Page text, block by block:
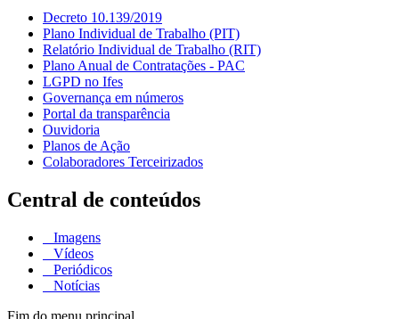
Decreto 10.139/2019
Plano Individual de Trabalho (PIT)
Relatório Individual de Trabalho (RIT)
Plano Anual de Contratações - PAC
LGPD no Ifes
Governança em números
Portal da transparência
Ouvidoria
Planos de Ação
Colaboradores Terceirizados
Central de conteúdos
Imagens
Vídeos
Periódicos
Notícias
Fim do menu principal